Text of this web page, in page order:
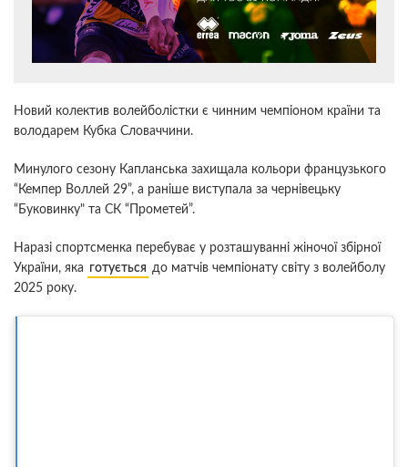
Новий колектив волейболістки є чинним чемпіоном країни та
володарем Кубка Словаччини.
Минулого сезону Капланська захищала кольори французького
“Кемпер Воллей 29”, а раніше виступала за чернівецьку
“Буковинку" та СК “Прометей”.
Наразі спортсменка перебуває у розташуванні жіночої збірної
України, яка готується до матчів чемпіонату світу з волейболу
2025 року.